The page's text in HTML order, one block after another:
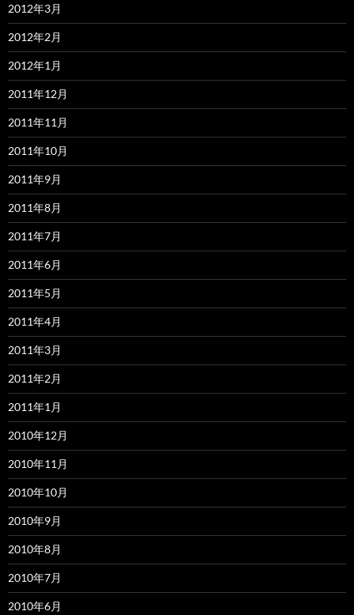
2012年3月
2012年2月
2012年1月
2011年12月
2011年11月
2011年10月
2011年9月
2011年8月
2011年7月
2011年6月
2011年5月
2011年4月
2011年3月
2011年2月
2011年1月
2010年12月
2010年11月
2010年10月
2010年9月
2010年8月
2010年7月
2010年6月